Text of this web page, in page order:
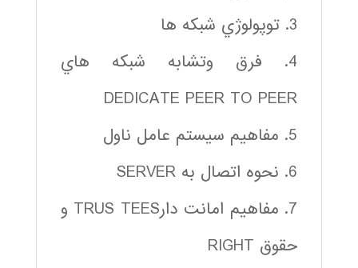
3. توپولوژي شبكه ها
4. فرق وتشابه شبكه هاي
DEDICATE PEER TO PEER
5. مفاهيم سيستم عامل ناول
6. نحوه اتصال به SERVER
7. مفاهيم امانت دارTRUS TEES و
حقوق RIGHT